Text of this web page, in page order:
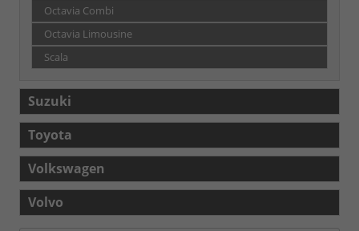
Octavia Combi
Octavia Limousine
Scala
Suzuki
Toyota
Volkswagen
Volvo